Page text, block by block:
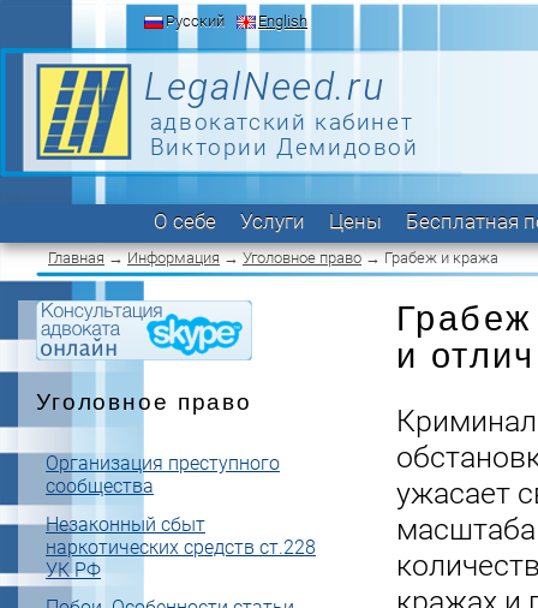
LegalNeed.ru
адвокатский кабинет
Виктории Демидовой
Русский English
О себе Услуги Цены Бесплатная
Главная→Информация→Уголовное право→ Грабеж и кража
Уголовное право
Организация преступного
сообщества
Незаконный сбыт
наркотических средств ст.228
УК РФ
и
ужасает